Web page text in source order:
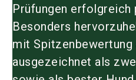
Prüfungen erfolgreich
Besonders
mit Spitzenbewertung
ausgezeichnet als